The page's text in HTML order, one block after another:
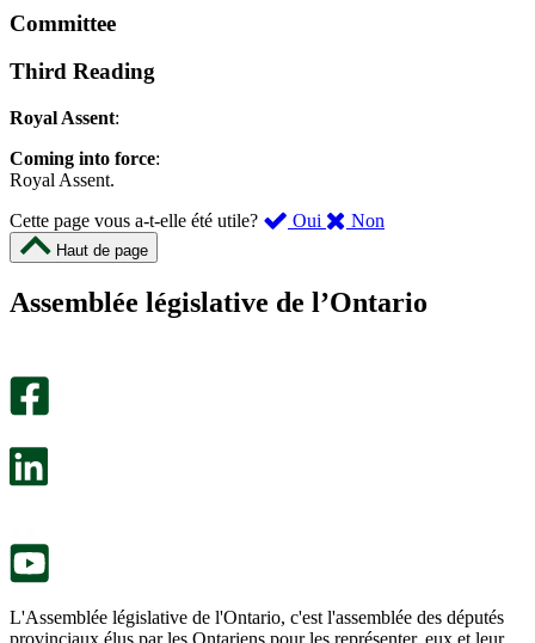
Committee
Third Reading
Royal Assent:
Coming into force:
Royal Assent.
Cette page vous a-t-elle été utile?
Oui ,
été
Non
m’a
Haut de page
Assemblée législative de l’Ontario
L'Assemblée législative de l'Ontario, c'est l'assemblée des députés
provinciaux élus par les Ontariens pour les représenter, eux et leur